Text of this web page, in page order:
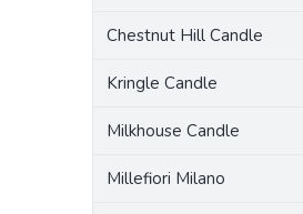
Chestnut Hill Candle
Kringle Candle
Milkhouse Candle
Millefiori Milano